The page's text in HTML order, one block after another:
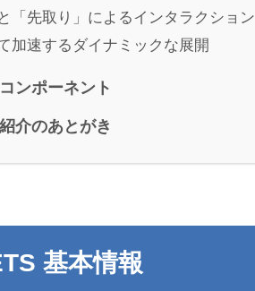
「先取り」によるインタラクション
加速するダイナミックな展開
ンポーネント
介のあとがき
基本情報